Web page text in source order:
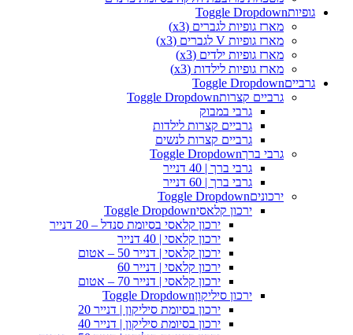
גופיות
Toggle Dropdown
מארז גופיות לגברים (x3)
מארז גופיות V לגברים (x3)
מארז גופיות ילדים (x3)
מארז גופיות לילדות (x3)
גרביים Toggle Dropdown
גרביים קצרות Toggle Dropdown
גרבי במבוק
גרביים קצרות לילדות
גרביים קצרות לנשים
גרבי ברךToggle Dropdown
גרבי ברך | 40 דנייר
גרבי ברך | 60 דנייר
ירכוניםToggle Dropdown
ירכון קלאסי Toggle Dropdown
ירכון קלאסי בסיומת סנדל – 20 דנייר
ירכון קלאסי | 40 דנייר
ירכון קלאסי | דנייר 50 – אטום
ירכון קלאסי | דנייר 60
ירכון קלאסי | דנייר 70 – אטום
ירכון סיליקוןToggle Dropdown
ירכון בסיומת סיליקון | דנייר 20
ירכון בסיומת סיליקון | דנייר 40